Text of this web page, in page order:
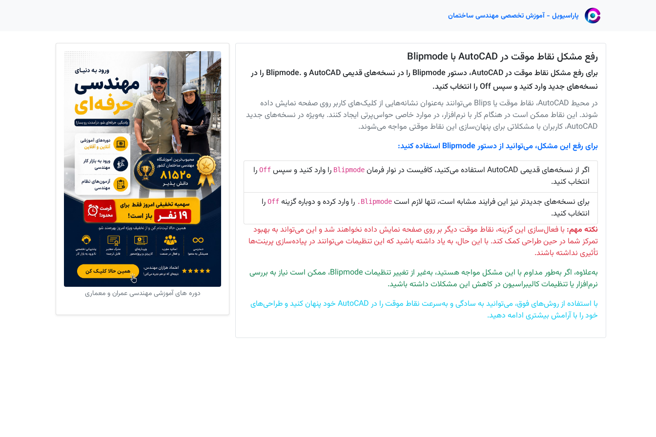
پاراسیویل - آموزش تخصصی مهندسی ساختمان
رفع مشکل نقاط موقت در AutoCAD با Blipmode
برای رفع مشکل نقاط موقت در AutoCAD، دستور Blipmode را در نسخه‌های قدیمی AutoCAD و .Blipmode را در
نسخه‌های جدید وارد کنید و سپس Off را انتخاب کنید.
در محیط AutoCAD، نقاط موقت یا Blips می‌توانند به‌عنوان نشانه‌هایی از کلیک‌های کاربر روی صفحه نمایش داده
شوند. این نقاط ممکن است در هنگام کار با نرم‌افزار، در موارد خاصی حواس‌پرتی ایجاد کنند. به‌ویژه در نسخه‌های جدید
AutoCAD، کاربران با مشکلاتی برای پنهان‌سازی این نقاط موقتی مواجه می‌شوند.
برای رفع این مشکل، می‌توانید از دستور Blipmode استفاده کنید:
اگر از نسخه‌های قدیمی AutoCAD استفاده می‌کنید، کافیست در نوار فرمان
Blipmode را وارد کنید و سپس Off را
انتخاب کنید.
برای نسخه‌های جدیدتر نیز این فرایند مشابه است، تنها لازم است .Blipmode را وارد کرده و دوباره گزینه Off را
انتخاب کنید.
نکته مهم: با فعال‌سازی این گزینه، نقاط موقت دیگر بر روی صفحه نمایش داده نخواهند شد و این می‌تواند به بهبود
تمرکز شما در حین طراحی کمک کند. با این حال، به یاد داشته باشید که این تنظیمات می‌توانند در پیاده‌سازی پرینت‌ها
تأثیری نداشته باشند.
به‌علاوه، اگر به‌طور مداوم با این مشکل مواجه هستید، به‌غیر از تغییر تنظیمات Blipmode، ممکن است نیاز به بررسی
نرم‌افزار یا تنظیمات کالیبراسیون در کاهش این مشکلات داشته باشید.
با استفاده از روش‌های فوق، می‌توانید به سادگی و به‌سرعت نقاط موقت را در AutoCAD خود پنهان کنید و طراحی‌های
خود را با آرامش بیشتری ادامه دهید.
دوره های آموزشی مهندسی عمران و معماری